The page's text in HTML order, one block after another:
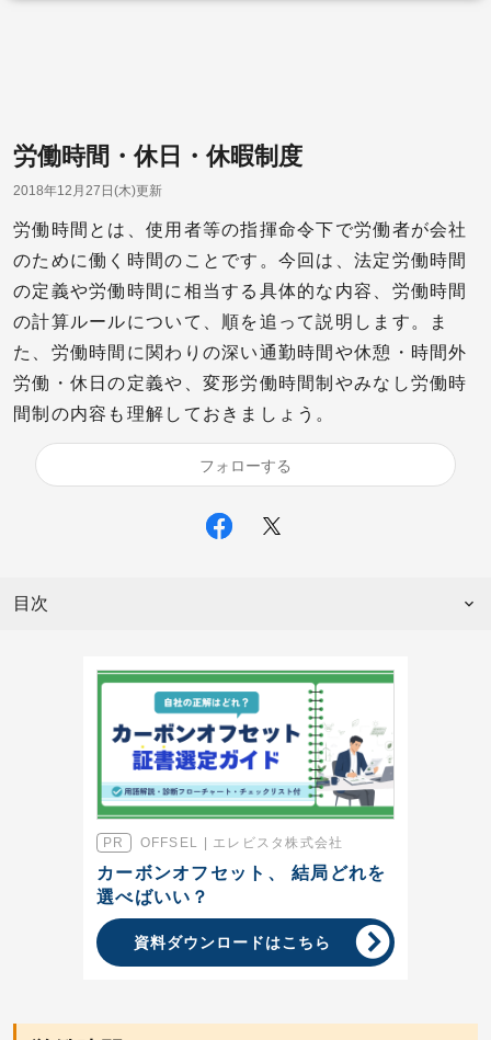
労働時間・休日・休暇制度
2018年12月27日(木)更新
労働時間とは、使用者等の指揮命令下で労働者が会社
のために働く時間のことです。今回は、法定労働時間
の定義や労働時間に相当する具体的な内容、労働時間
の計算ルールについて、順を追って説明します。ま
た、労働時間に関わりの深い通勤時間や休憩・時間外
労働・休日の定義や、変形労働時間制やみなし労働時
間制の内容も理解しておきましょう。
フォローする
目次
OFFSEL | エレビスタ株式会社
カーボンオフセット、 結局どれを
選べばいい？
資料ダウンロードはこちら